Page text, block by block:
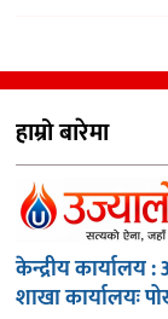
हाम्रो बारेमा
केन्द्रीय
शाखा कार्यालयः